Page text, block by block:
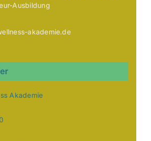
Ausbildung
akademie.de
Akademie